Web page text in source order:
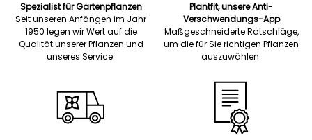
Spezialist für Gartenpflanzen
Seit unseren Anfängen im Jahr
1950 legen wir Wert auf die
Qualität unserer Pflanzen und
unseres Service.
Plantfit, unsere Anti-
Verschwendungs-App
Maßgeschneiderte Ratschläge,
um die für Sie richtigen Pflanzen
auszuwählen.